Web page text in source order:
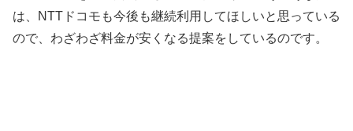
は、NTTドコモも今後も継続利用してほしいと思っている
ので、わざわざ料金が安くなる提案をしているのです。